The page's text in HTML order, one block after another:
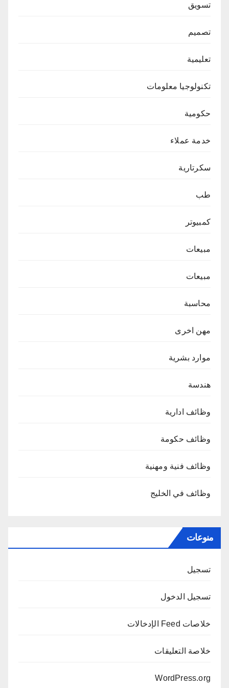
تسويق
تصميم
تعليمية
تكنولوجيا معلومات
حكومية
خدمة عملاء
سكرتارية
طب
كمبيوتر
مبيعات
مبيعات
محاسبة
مهن اخرى
موارد بشرية
هندسة
وظائف ادارية
وظائف حكومة
وظائف فنية ومهنية
وظائف في الخليج
منوعات
تسجيل
تسجيل الدخول
خلاصات Feed الإدخالات
خلاصة التعليقات
WordPress.org